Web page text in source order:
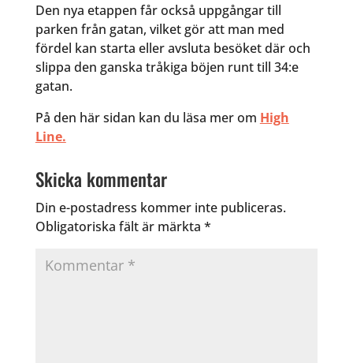
Den nya etappen får också uppgångar till
parken från gatan, vilket gör att man med
fördel kan starta eller avsluta besöket där och
slippa den ganska tråkiga böjen runt till 34:e
gatan.
På den här sidan kan du läsa mer om High
Line.
Skicka kommentar
Din e-postadress kommer inte publiceras.
Obligatoriska fält är märkta *